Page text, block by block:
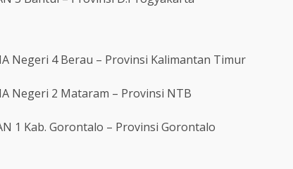
Negeri 4 Berau – Provinsi Kalimantan Timur
Negeri 2 Mataram – Provinsi NTB
1 Kab. Gorontalo – Provinsi Gorontalo